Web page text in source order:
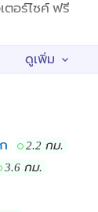
ตอร์ไซค์ ฟรี
ไม่ผูกมัด
Nimman ,
2.2 กม.
3.6 กม.